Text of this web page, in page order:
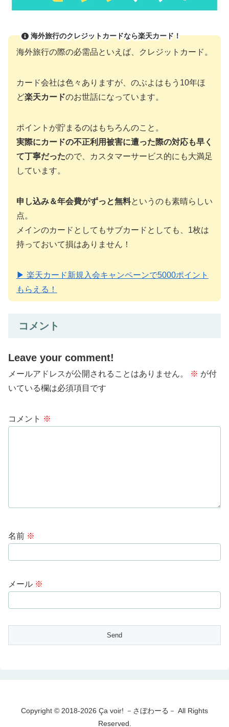
海外旅行のクレジットカードなら楽天カード！
海外旅行の際の必需品といえば、クレジットカード。
カード会社は色々ありますが、のぶよはもう10年ほ
ど楽天カードのお世話になっています。
ポイントが貯まるのはもちろんのこと。
実際にカードの不正利用被害に遭った際の対応も早く
て丁寧だったので、カスタマーサービス的にも大満足
しています。
申し込み＆年会費がずっと無料というのも素晴らしい
点。
メインのカードとしてもサブカードとしても、1枚は
持っておいて損はありません！
▶ 楽天カード新規入会キャンペーンで5000ポイント
もらえる！
コメント
Leave your comment!
メールアドレスが公開されることはありません。 ※ が付
いている欄は必須項目です
コメント ※
名前 ※
メール ※
Copyright © 2018-2026 Ça voir! －さぼわーる－ All Rights
Reserved.